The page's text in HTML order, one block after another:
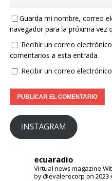
Guarda mi nombre, correo
navegador para la próxima vez
Recibir un correo
comentarios a esta entrada.
Recibir un correo
INSTAGRAM
ecuaradio
Virtual news magazine
by @evalerocorp on 2023-